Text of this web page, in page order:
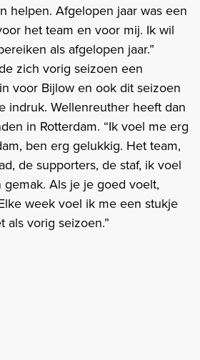
helpen. Afgelopen jaar was een
het team en voor mij. Ik wil
als afgelopen jaar.”
zich vorig seizoen een
voor Bijlow en ook dit seizoen
indruk. Wellenreuther heeft dan
in Rotterdam. “Ik voel me erg
ben erg gelukkig. Het team,
de supporters, de staf, ik voel
Als je je goed voelt,
week voel ik me een stukje
als vorig seizoen.”